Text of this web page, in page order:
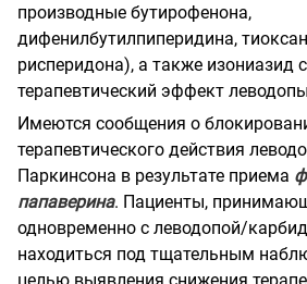
производные бутирофенона,
дифенилбутилпиперидина,
рисперидона), а также изониазид
терапевтический эффект
Имеются сообщения о
терапевтического действия
Паркинсона в результате приема
папаверина. Пациенты,
одновременно с леводопой/
находиться под тщательным